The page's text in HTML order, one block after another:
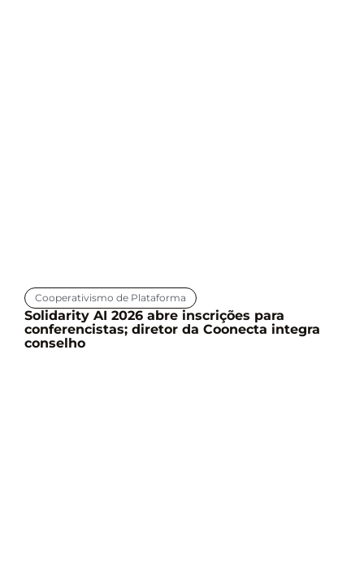
Cooperativismo de Plataforma
Solidarity AI 2026 abre inscrições para
conferencistas; diretor da Coonecta integra
conselho